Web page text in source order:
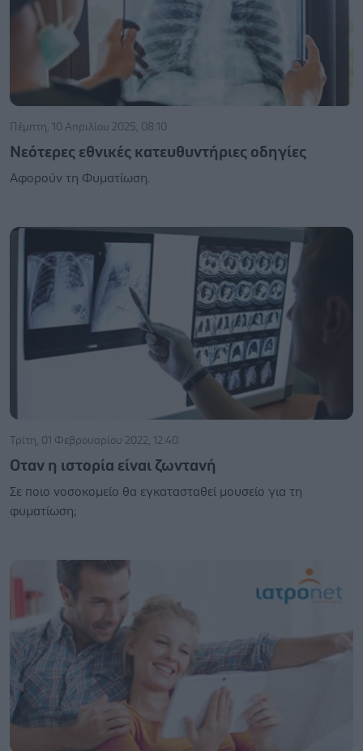
Πέμπτη, 10 Απριλίου 2025, 08:10
Νεότερες εθνικές κατευθυντήριες οδηγίες
Αφορούν τη Φυματίωση.
Τρίτη, 01 Φεβρουαρίου 2022, 12:40
Οταν η ιστορία είναι ζωντανή
Σε ποιο νοσοκομείο θα εγκατασταθεί μουσείο για τη
φυματίωση;